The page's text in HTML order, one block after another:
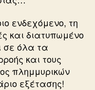
ενδεχόμενο, τη
και διατυπωμένο
σε όλα τα
και τους
πλημμυρικών
εξέτασης!